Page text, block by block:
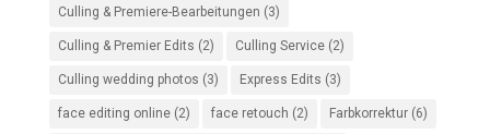
Culling & Premiere-Bearbeitungen (3)
Culling & Premier Edits (2) Culling Service(2)
Culling wedding photos (3) Express Edits (3)
face editing online(2) face retouch (2) Farbkorrektur(6)